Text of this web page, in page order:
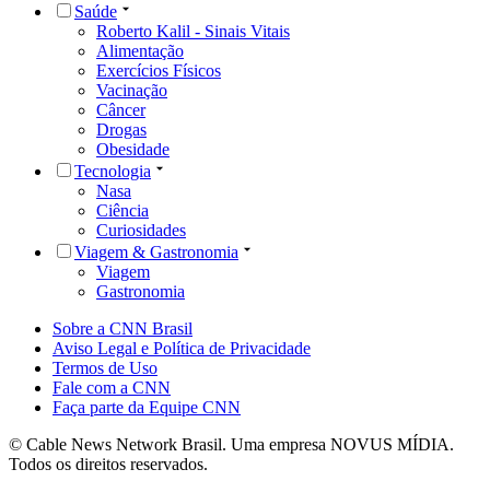
Saúde
Roberto Kalil - Sinais Vitais
Alimentação
Exercícios Físicos
Vacinação
Câncer
Drogas
Obesidade
Tecnologia
Nasa
Ciência
Curiosidades
Viagem & Gastronomia
Viagem
Gastronomia
Sobre a CNN Brasil
Aviso Legal e Política de Privacidade
Termos de Uso
Fale com a CNN
Faça parte da Equipe CNN
© Cable News Network Brasil. Uma empresa NOVUS MÍDIA.
Todos os direitos reservados.